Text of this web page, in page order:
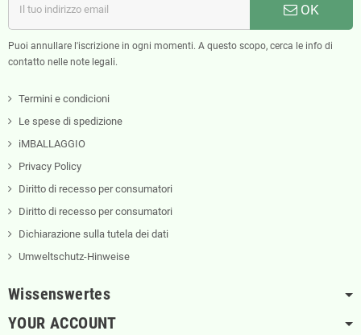
OK
Puoi annullare l'iscrizione in ogni momenti. A questo scopo, cerca le info di
contatto nelle note legali.
Termini e condicioni
Le spese di spedizione
iMBALLAGGIO
Privacy Policy
Diritto di recesso per consumatori
Diritto di recesso per consumatori
Dichiarazione sulla tutela dei dati
Umweltschutz-Hinweise
Wissenswertes
YOUR ACCOUNT